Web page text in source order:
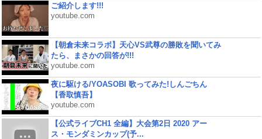
ご紹介します!!!
youtube.com
【朝倉未来コラボ】天心VS武尊の勝敗を聞いてみ
たら、まさかの回答が!!!
youtube.com
夜に駆ける/YOASOBI 歌ってみた!しんごちん
【香取慎吾】
youtube.com
【公式ライブCH1 全編】大会第2日 2020 アー
ス・モンダミンカップ(予...